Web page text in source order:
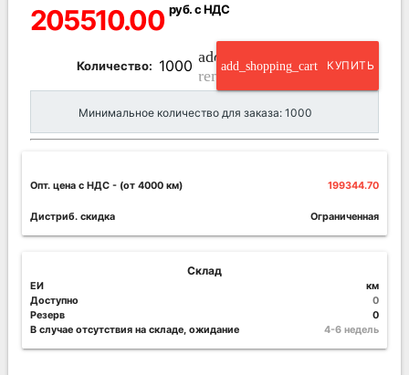
205510.00 руб. с НДС
Количество:
add_circle_outline
remove_circle_outline
add_shopping_cart КУПИТЬ
Минимальное количество для заказа: 1000
Опт. цена c НДС - (от 4000 км) 199344.70
Дистриб. скидка Ограниченная
Склад
ЕИ
км
Доступно
0
Резерв
0
В случае отсутствия на складе, ожидание
4-6 недель